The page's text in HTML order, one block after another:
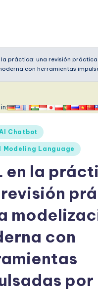
la práctica: una revisión
con herramientas
Chatbot
Modeling Language
en la
revisión
con
por